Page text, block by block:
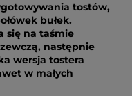
tostów,
bułek.
się na taśmie
następnie
wersja tostera
w małych